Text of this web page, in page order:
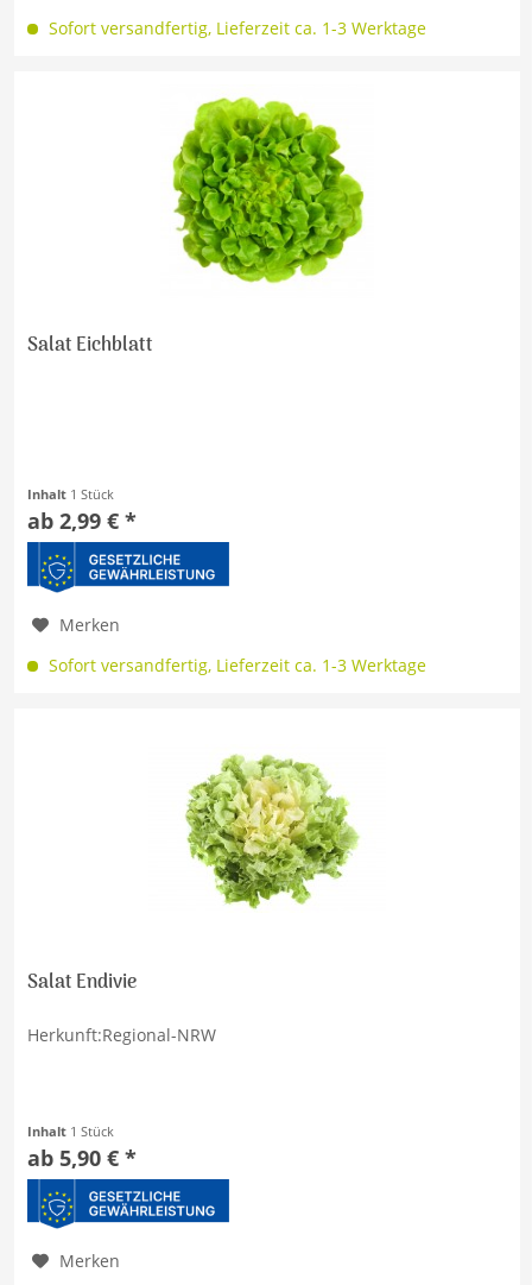
Sofort versandfertig, Lieferzeit ca. 1-3 Werktage
Salat Eichblatt
Inhalt 1 Stück
ab 2,99 € *
Merken
Sofort versandfertig, Lieferzeit ca. 1-3 Werktage
Salat Endivie
Herkunft:Regional-NRW
Inhalt 1 Stück
ab 5,90 € *
Merken